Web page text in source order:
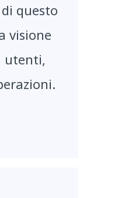
questo
visione
utenti,